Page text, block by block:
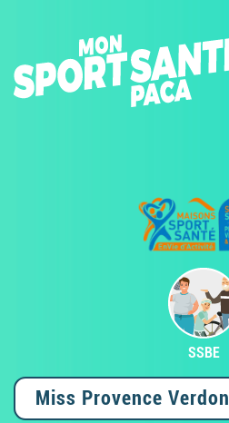
SSBE
Miss Provence Verdon